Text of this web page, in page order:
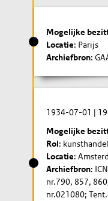
Mogelijke
Locatie: Parijs
Archiefbron:
1934-07-01 |
Mogelijke
Rol: kunsthandel
Locatie:
Archiefbron:
nr.790, 857,
nr.021080;